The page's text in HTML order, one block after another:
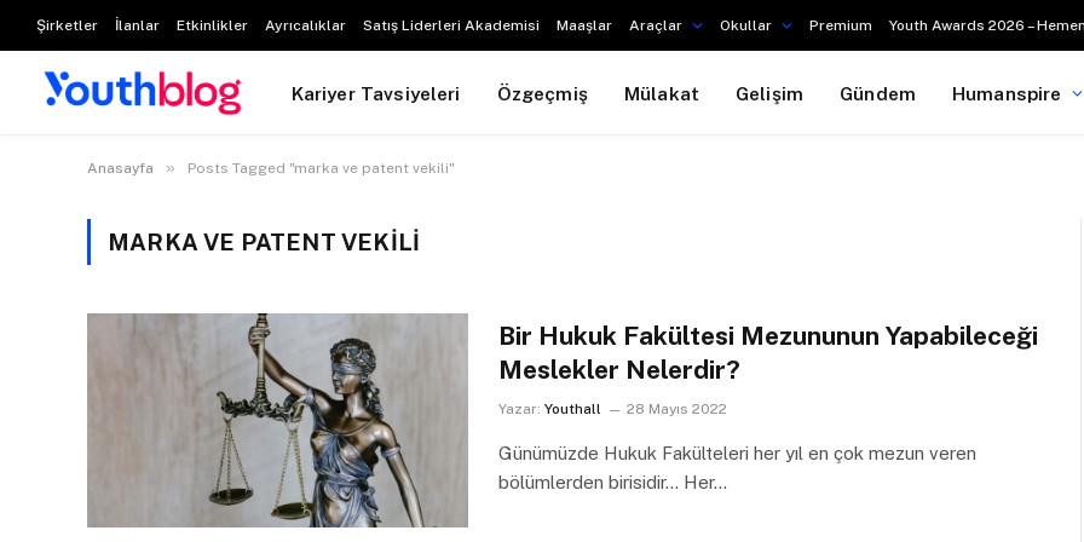
Şirketler İlanlar Etkinlikler Ayrıcalıklar Satış Liderleri Akademisi Maaşlar Araçlar Okullar Premium Youth Awards 2026 –
Kariyer Tavsiyeleri Özgeçmiş Mülakat Gelişim Gündem Humanspire
Anasayfa » Posts Tagged "marka ve patent vekili"
MARKA VE PATENT VEKILI
Bir Hukuk Fakültesi Mezununun Yapabileceği
Meslekler Nelerdir?
Yazar: Youthall 28 Mayıs 2022
Günümüzde Hukuk Fakülteleri her yıl en çok mezun veren
bölümlerden birisidir… Her…